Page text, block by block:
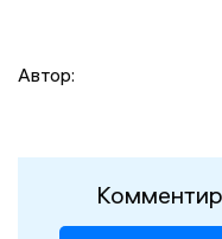
Автор: